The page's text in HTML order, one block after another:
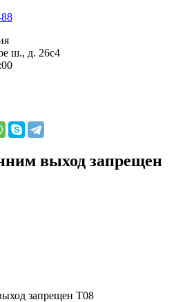
ш., д. 26с4
выход запрещен
запрещен T08